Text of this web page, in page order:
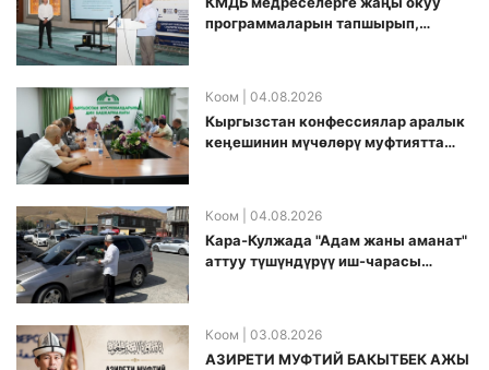
программаларын тапшырып,
Коом | 04.08.2026
Кыргызстан конфессиялар аралык
кеӊешинин мүчөлөрү муфтиятта
Коом | 04.08.2026
Кара-Кулжада "Адам жаны аманат"
аттуу түшүндүрүү иш-чарасы
Коом | 03.08.2026
АЗИРЕТИ МУФТИЙ БАКЫТБЕК АЖЫ